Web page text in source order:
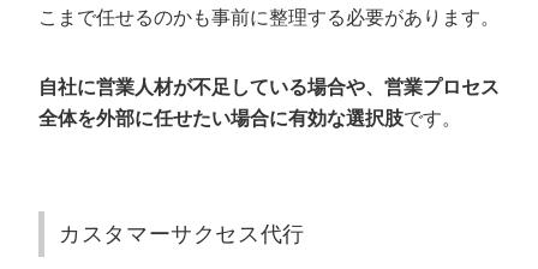
こまで任せるのかも事前に整理する必要があります。
自社に営業人材が不足している場合や、営業プロセス
全体を外部に任せたい場合に有効な選択肢です。
カスタマーサクセス代行